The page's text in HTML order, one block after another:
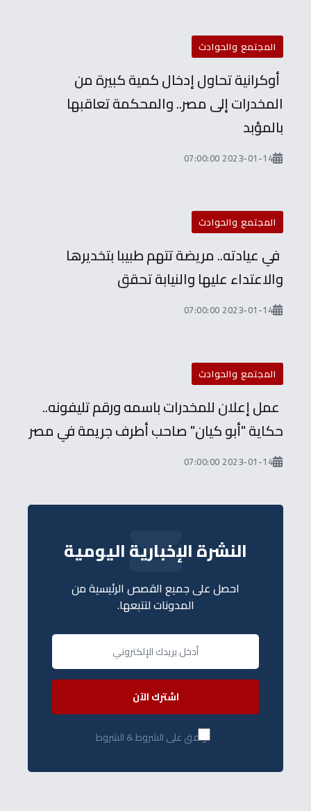
المجتمع والحوادث
أوكرانية تحاول إدخال كمية كبيرة من
المخدرات إلى مصر.. والمحكمة تعاقبها
بالمؤبد
2023-01-14 07:00:00
المجتمع والحوادث
في عيادته.. مريضة تتهم طبيبا بتخديرها
والاعتداء عليها والنيابة تحقق
2023-01-14 07:00:00
المجتمع والحوادث
عمل إعلان للمخدرات باسمه ورقم تليفونه..
حكاية "أبو كيان" صاحب أطرف جريمة في مصر
2023-01-14 07:00:00
النشرة الإخبارية اليومية
احصل على جميع القصص الرئيسية من
المدونات لتتبعها.
اشترك الآن
أوافق على الشروط & الشروط